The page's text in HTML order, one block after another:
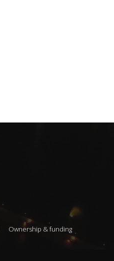
Ownership & funding